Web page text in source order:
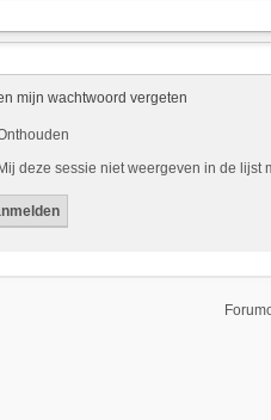
mijn wachtwoord vergeten
Mij deze sessie niet weergeven in de lijst